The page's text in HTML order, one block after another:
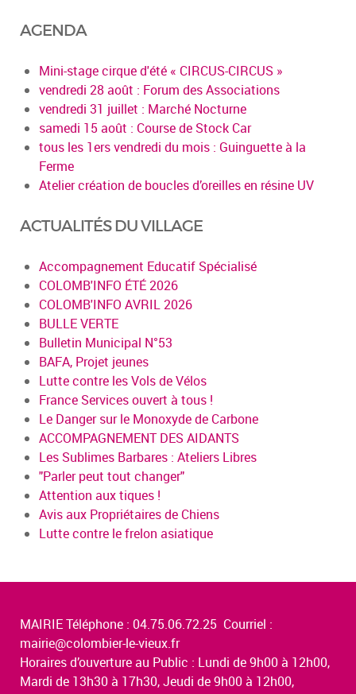
AGENDA
Mini-stage cirque d'été « CIRCUS-CIRCUS »
vendredi 28 août : Forum des Associations
vendredi 31 juillet : Marché Nocturne
samedi 15 août : Course de Stock Car
tous les 1ers vendredi du mois : Guinguette à la
Ferme
Atelier création de boucles d’oreilles en résine UV
ACTUALITÉS DU VILLAGE
Accompagnement Educatif Spécialisé
COLOMB'INFO ÉTÉ 2026
COLOMB'INFO AVRIL 2026
BULLE VERTE
Bulletin Municipal N°53
BAFA, Projet jeunes
Lutte contre les Vols de Vélos
France Services ouvert à tous !
Le Danger sur le Monoxyde de Carbone
ACCOMPAGNEMENT DES AIDANTS
Les Sublimes Barbares : Ateliers Libres
"Parler peut tout changer"
Attention aux tiques !
Avis aux Propriétaires de Chiens
Lutte contre le frelon asiatique
MAIRIE Téléphone : 04.75.06.72.25 Courriel :
mairie@colombier-le-vieux.fr
Horaires d’ouverture au Public : Lundi de 9h00 à 12h00,
Mardi de 13h30 à 17h30, Jeudi de 9h00 à 12h00,